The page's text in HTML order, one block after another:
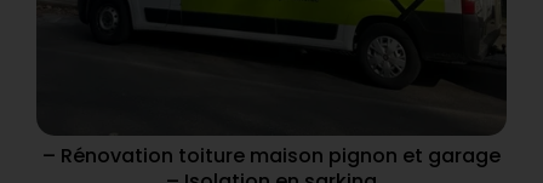
– Rénovation toiture maison pignon et garage